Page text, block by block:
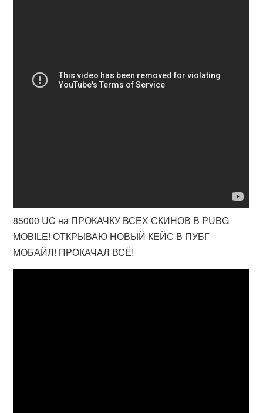
85000 UC на ПРОКАЧКУ ВСЕХ СКИНОВ В PUBG
MOBILE! ОТКРЫВАЮ НОВЫЙ КЕЙС В ПУБГ
МОБАЙЛ! ПРОКАЧАЛ ВСЁ!